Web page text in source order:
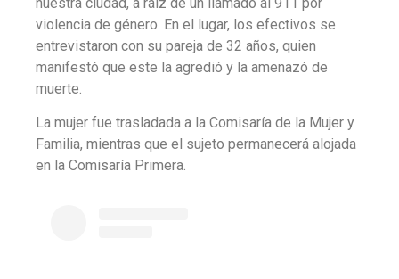
violencia de género. En el lugar, los efectivos se
entrevistaron con su pareja de 32 años, quien
manifestó que este la agredió y la amenazó de
muerte.
La mujer fue trasladada a la Comisaría de la Mujer y
Familia, mientras que el sujeto permanecerá alojada
en la Comisaría Primera.